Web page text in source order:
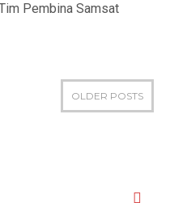
Pembina Samsat
OLDER POSTS